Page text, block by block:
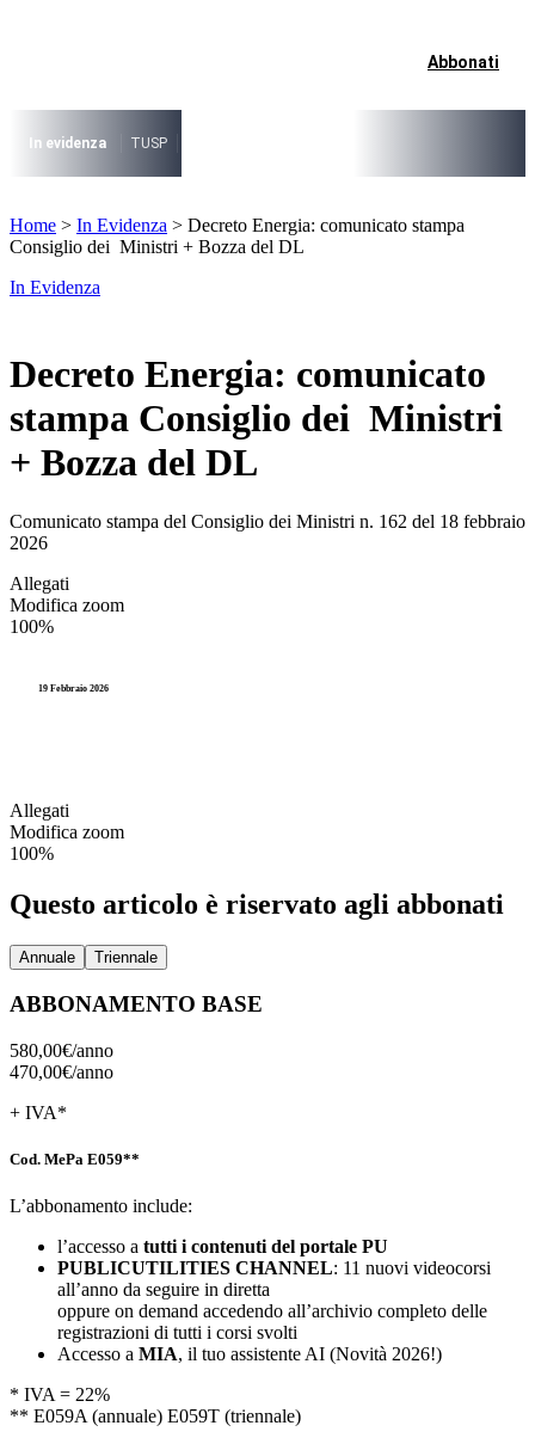
I più cercati
Lorem ipsum dolor sit amet consectetur
Lorem ipsum dolor sit amet consectetur
Abbonati
In evidenza TUSP
Lorem ipsum dolor sit amet consectetur
Home > In Evidenza > Decreto Energia: comunicato stampa
Consiglio dei Ministri + Bozza del DL
In Evidenza
Decreto Energia: comunicato
stampa Consiglio dei Ministri
+ Bozza del DL
Comunicato stampa del Consiglio dei Ministri n. 162 del 18 febbraio
2026
Allegati
Modifica zoom
100%
19 Febbraio 2026
Allegati
Modifica zoom
100%
Questo articolo è riservato agli abbonati
Annuale Triennale
ABBONAMENTO BASE
580,00€/anno
470,00€/anno
+ IVA*
Cod. MePa E059**
L’abbonamento include:
l’accesso a tutti i contenuti del portale PU
PUBLICUTILITIES CHANNEL: 11 nuovi videocorsi
all’anno da seguire in diretta
oppure on demand accedendo all’archivio completo delle
registrazioni di tutti i corsi svolti
Accesso a MIA, il tuo assistente AI (Novità 2026!)
* IVA = 22%
** E059A (annuale) E059T (triennale)